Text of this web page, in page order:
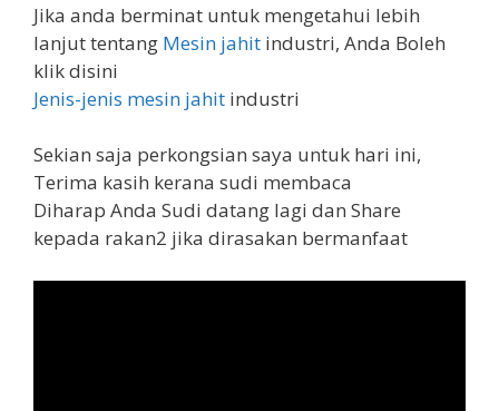
Jika anda berminat untuk mengetahui lebih
lanjut tentang Mesin jahit industri, Anda Boleh
klik disini
Jenis-jenis mesin jahit industri
Sekian saja perkongsian saya untuk hari ini,
Terima kasih kerana sudi membaca
Diharap Anda Sudi datang lagi dan Share
kepada rakan2 jika dirasakan bermanfaat